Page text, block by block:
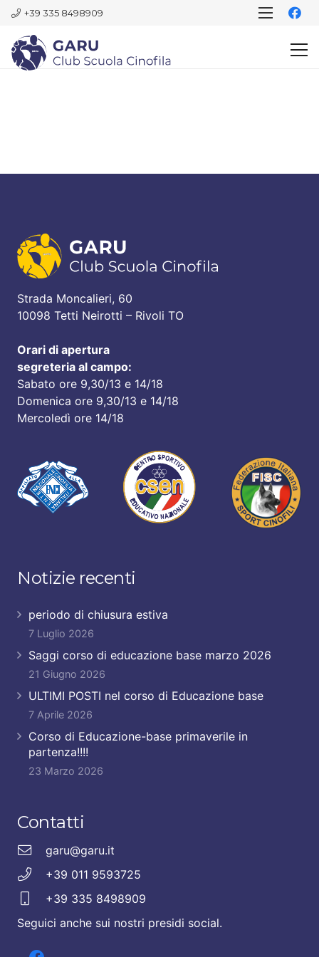
+39 335 8498909
Strada Moncalieri, 60
10098 Tetti Neirotti – Rivoli TO
Orari di apertura
segreteria al campo:
Sabato ore 9,30/13 e 14/18
Domenica ore 9,30/13 e 14/18
Mercoledì ore 14/18
Notizie recenti
periodo di chiusura estiva
7 Luglio 2026
Saggi corso di educazione base marzo 2026
21 Giugno 2026
ULTIMI POSTI nel corso di Educazione base
7 Aprile 2026
Corso di Educazione-base primaverile in
partenza!!!!
23 Marzo 2026
Contatti
garu@garu.it
+39 011 9593725
+39 335 8498909
Seguici anche sui nostri presidi social.